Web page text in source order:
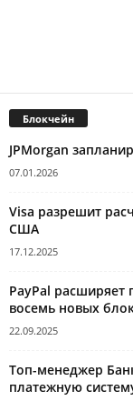
Блокчейн
JPMorgan
07.01.2026
Visa разрешит
США
17.12.2025
PayPal расширяет
восемь новых
22.09.2025
Топ-менеджер
платежную